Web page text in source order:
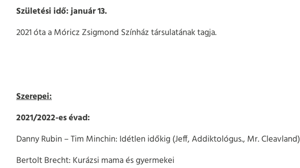
Születési idő: január 13.
2021 óta a Móricz Zsigmond Színház társulatának tagja.
Szerepei:
2021/2022-es évad:
Danny Rubin – Tim Minchin: Idétlen időkig (Jeff, Addiktológus., Mr. Cleavland)
Bertolt Brecht: Kurázsi mama és gyermekei